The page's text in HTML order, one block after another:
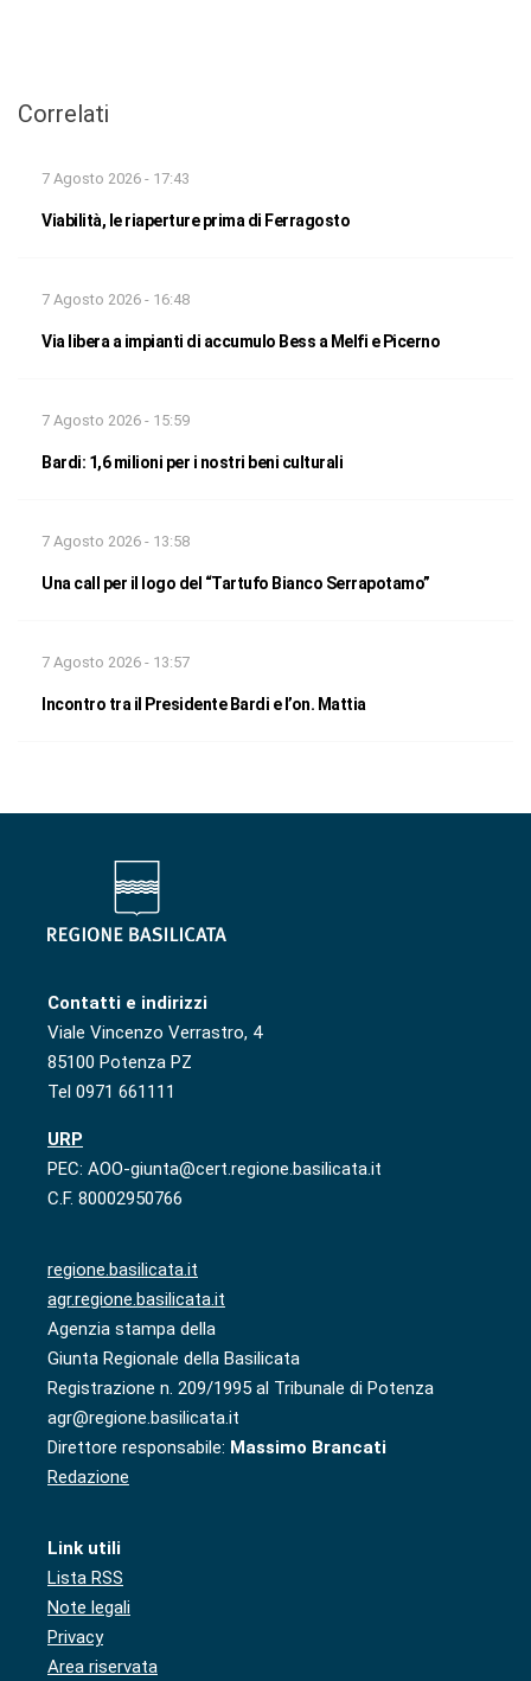
Correlati
7 Agosto 2026 - 17:43
Viabilità, le riaperture prima di Ferragosto
7 Agosto 2026 - 16:48
Via libera a impianti di accumulo Bess a Melfi e Picerno
7 Agosto 2026 - 15:59
Bardi: 1,6 milioni per i nostri beni culturali
7 Agosto 2026 - 13:58
Una call per il logo del “Tartufo Bianco Serrapotamo”
7 Agosto 2026 - 13:57
Incontro tra il Presidente Bardi e l’on. Mattia
Contatti e indirizzi
Viale Vincenzo Verrastro, 4
85100 Potenza PZ
Tel 0971 661111
URP
PEC: AOO-giunta@cert.regione.basilicata.it
C.F. 80002950766
regione.basilicata.it
agr.regione.basilicata.it
Agenzia stampa della
Giunta Regionale della Basilicata
Registrazione n. 209/1995 al Tribunale di Potenza
agr@regione.basilicata.it
Direttore responsabile: Massimo Brancati
Redazione
Link utili
Lista RSS
Note legali
Privacy
Area riservata